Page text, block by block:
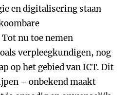
en digitalisering staan
nu toe nemen
verpleegkundigen, nog
op het gebied van ICT. Dit
– onbekend maakt